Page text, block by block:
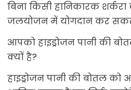
बिना किसी हानिकारक
जलयोजन में योगदान कर
आपको हाइड्रोजन पानी की
क्यों है?
हाइड्रोजन पानी की बोतल को